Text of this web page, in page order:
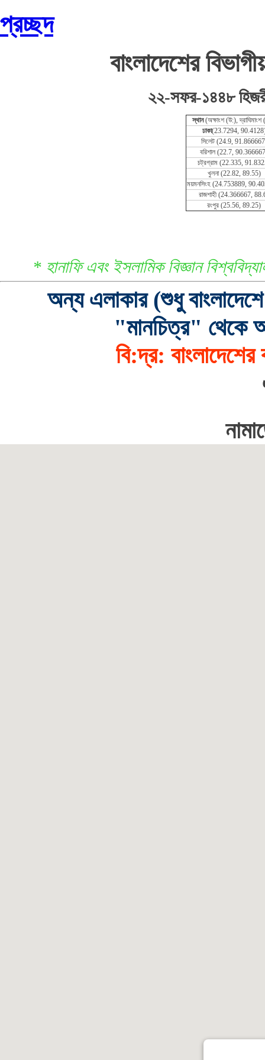
প্রচ্ছদ
বাংলাদেশের
২২-সফর-১৪৪৮
স্থান(অক্ষাংশ (উ:),
ঢাকা(23.7294,
সিলেট (24.9,
বরিশাল (22.7,
চট্রগ্রাম (22.335,
খুলনা (22.82, 89.55)
ময়মনসিংহ (24.753889,
রাজশাহী (24.366667,
রংপুর (25.56, 89.25)
* হানাফি এবং ইসলামিক বিজ্ঞান
অন্য এলাকার (শুধু
"মানচিত্র" থেকে
বি:দ্র: